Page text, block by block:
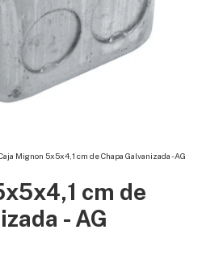
Mignon 5x5x4,1 cm de Chapa Galvanizada - AG
cm de
- AG